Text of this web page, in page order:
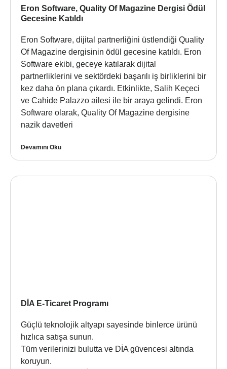
Eron Software, Quality Of Magazine Dergisi Ödül
Gecesine Katıldı
Eron Software, dijital partnerliğini üstlendiği Quality
Of Magazine dergisinin ödül gecesine katıldı. Eron
Software ekibi, geceye katılarak dijital
partnerliklerini ve sektördeki başarılı iş birliklerini bir
kez daha ön plana çıkardı. Etkinlikte, Salih Keçeci
ve Cahide Palazzo ailesi ile bir araya gelindi. Eron
Software olarak, Quality Of Magazine dergisine
nazik davetleri
Devamını Oku
DİA E-Ticaret Programı
Güçlü teknolojik altyapı sayesinde binlerce ürünü
hızlıca satışa sunun.
Tüm verilerinizi bulutta ve DİA güvencesi altında
koruyun.